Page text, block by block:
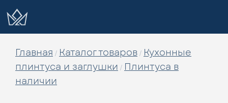
Главная / Каталог товаров / Кухонные
плинтуса и заглушки /
Плинтуса в
наличии